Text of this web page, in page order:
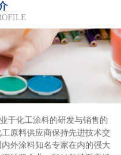
于化工涂料的研发与销售的
原料供应商保持先进技术交
外涂料知名专家在内的强大